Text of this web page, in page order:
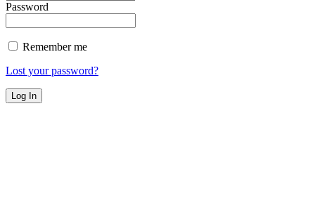
Password
Remember me
Lost your password?